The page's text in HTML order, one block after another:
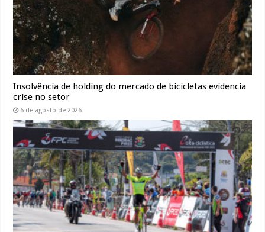
Insolvência de holding do mercado de bicicletas evidencia
crise no setor
6 de agosto de 2026